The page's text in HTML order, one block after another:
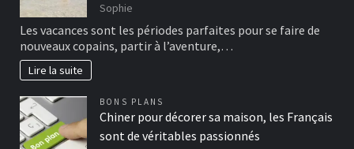
Sophie
Les vacances sont les périodes parfaites pour se faire de
nouveaux copains, partir à l’aventure,…
Lire la suite
BONS PLANS
Chiner pour décorer sa maison, les Français
sont de véritables passionnés